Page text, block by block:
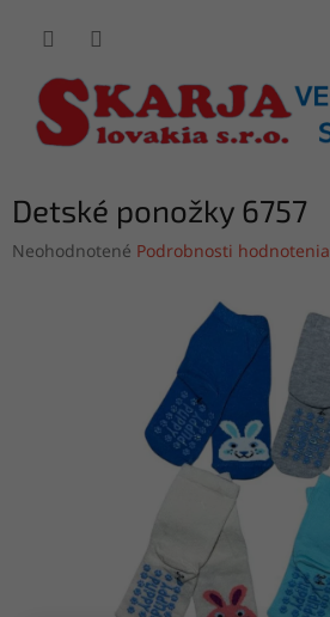
Detské ponožky 6757
Priemerné
Neohodnotené Podrobnosti hodnotenia